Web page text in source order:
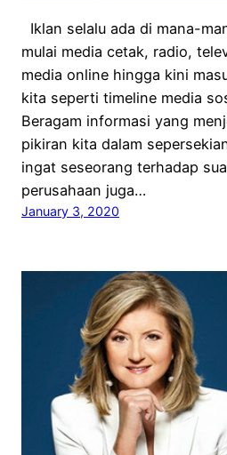
Iklan selalu ada di mana-
mulai media cetak, radio,
media online hingga kini
kita seperti timeline media
Beragam informasi yang
pikiran kita dalam
ingat seseorang terhadap
perusahaan juga…
January 3, 2020